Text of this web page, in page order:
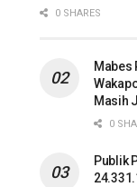
0 SHARES
Mabes
Masih
0
Publik